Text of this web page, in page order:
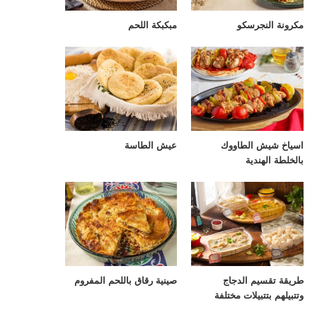
مكرونة النجرسكو مبكبكة اللحم
اسياخ شيش الطاووك
بالخلطة الهندية
عيش الطاسة
طريقة تقسيم الدجاج
وتتبيلهم بتتبيلات مختلفة
صينية رقاق باللحم المفروم